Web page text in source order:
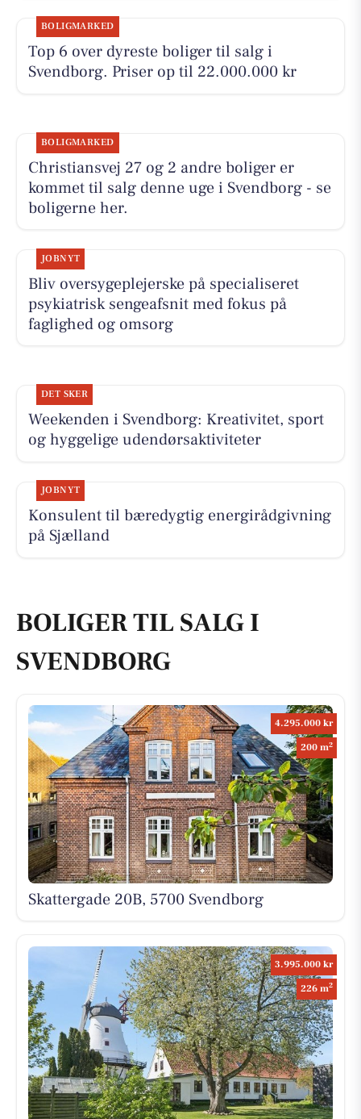
BOLIGMARKED
Top 6 over dyreste boliger til salg i
Svendborg. Priser op til 22.000.000 kr
BOLIGMARKED
Christiansvej 27 og 2 andre boliger er
kommet til salg denne uge i Svendborg - se
boligerne her.
JOBNYT
Bliv oversygeplejerske på specialiseret
psykiatrisk sengeafsnit med fokus på
faglighed og omsorg
DET SKER
Weekenden i Svendborg: Kreativitet, sport
og hyggelige udendørsaktiviteter
JOBNYT
Konsulent til bæredygtig energirådgivning
på Sjælland
BOLIGER TIL SALG I
SVENDBORG
4.295.000 kr
200 m2
Skattergade 20B, 5700 Svendborg
3.995.000 kr
226 m2